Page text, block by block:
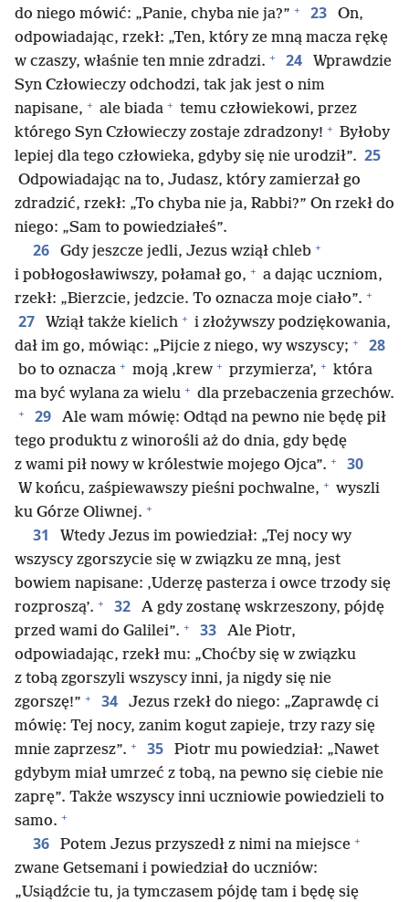
do niego mówić: „Panie, chyba nie ja?” + 23
On,
odpowiadając, rzekł: „Ten, który ze mną macza rękę
w czaszy, właśnie ten mnie zdradzi. + 24
Wprawdzie
Syn Człowieczy odchodzi, tak jak jest o nim
napisane, + ale biada + temu człowiekowi, przez
którego Syn Człowieczy zostaje zdradzony! + Byłoby
lepiej dla tego człowieka, gdyby się nie urodził”. 25
Odpowiadając na to, Judasz, który zamierzał go
zdradzić, rzekł: „To chyba nie ja, Rabbi?” On rzekł do
niego: „Sam to powiedziałeś”.
26 Gdy jeszcze jedli, Jezus wziął chleb +
i pobłogosławiwszy, połamał go, + a dając uczniom,
rzekł: „Bierzcie, jedzcie. To oznacza moje ciało”. +
27 Wziął także kielich + i złożywszy podziękowania,
dał im go, mówiąc: „Pijcie z niego, wy wszyscy; + 28
bo to oznacza + moją ‚krew + przymierza’, + która
ma być wylana za wielu + dla przebaczenia grzechów.
+ 29
Ale wam mówię: Odtąd na pewno nie będę pił
tego produktu z winorośli aż do dnia, gdy będę
z wami pił nowy w królestwie mojego Ojca”. + 30
W końcu, zaśpiewawszy pieśni pochwalne, + wyszli
ku Górze Oliwnej. +
31
Wtedy Jezus im powiedział: „Tej nocy wy
wszyscy zgorszycie się w związku ze mną, jest
bowiem napisane: ‚Uderzę pasterza i owce trzody się
rozproszą’. + 32
A gdy zostanę wskrzeszony, pójdę
przed wami do Galilei”. + 33
Ale Piotr,
odpowiadając, rzekł mu: „Choćby się w związku
z tobą zgorszyli wszyscy inni, ja nigdy się nie
zgorszę!” + 34
Jezus rzekł do niego: „Zaprawdę ci
mówię: Tej nocy, zanim kogut zapieje, trzy razy się
mnie zaprzesz”. + 35
Piotr mu powiedział: „Nawet
gdybym miał umrzeć z tobą, na pewno się ciebie nie
zaprę”. Także wszyscy inni uczniowie powiedzieli to
samo. +
36 Potem Jezus przyszedł z nimi na miejsce +
zwane Getsemani i powiedział do uczniów:
„Usiądźcie tu, ja tymczasem pójdę tam i będę się